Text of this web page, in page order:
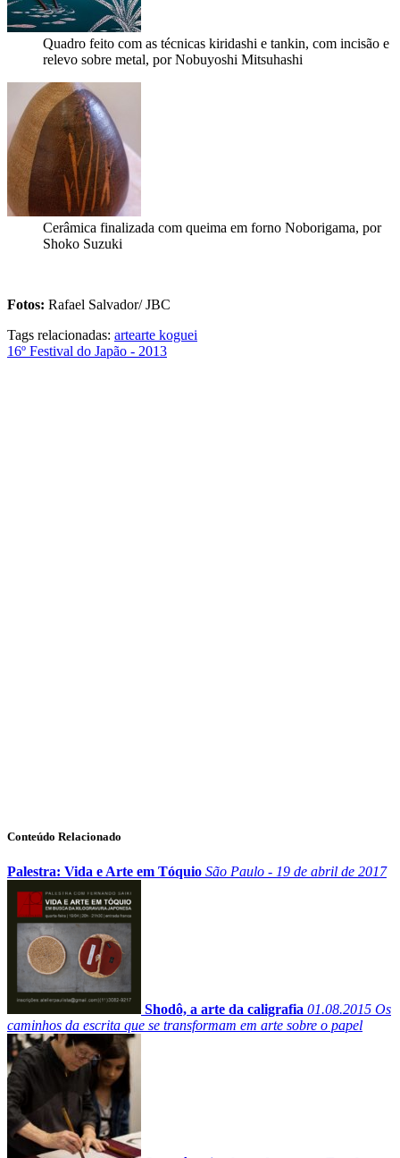
Quadro feito com as técnicas kiridashi e tankin, com incisão e
relevo sobre metal, por Nobuyoshi Mitsuhashi
Cerâmica finalizada com queima em forno Noborigama, por
Shoko Suzuki
Fotos: Rafael Salvador/ JBC
Tags relacionadas: artearte koguei
16º Festival do Japão - 2013
Conteúdo Relacionado
Palestra: Vida e Arte em Tóquio São Paulo - 19 de abril de 2017
Shodô, a arte da caligrafia 01.08.2015 Os
caminhos da escrita que se transformam em arte sobre o papel